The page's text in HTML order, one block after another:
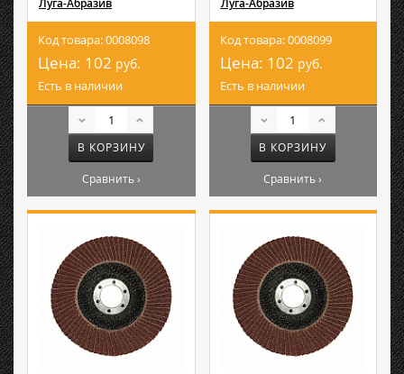
Код товара: 0008098
Цена: 102 руб.
Есть в наличии
В КОРЗИНУ
Сравнить ›
Код товара: 0008099
Цена: 102 руб.
Есть в наличии
В КОРЗИНУ
Сравнить ›